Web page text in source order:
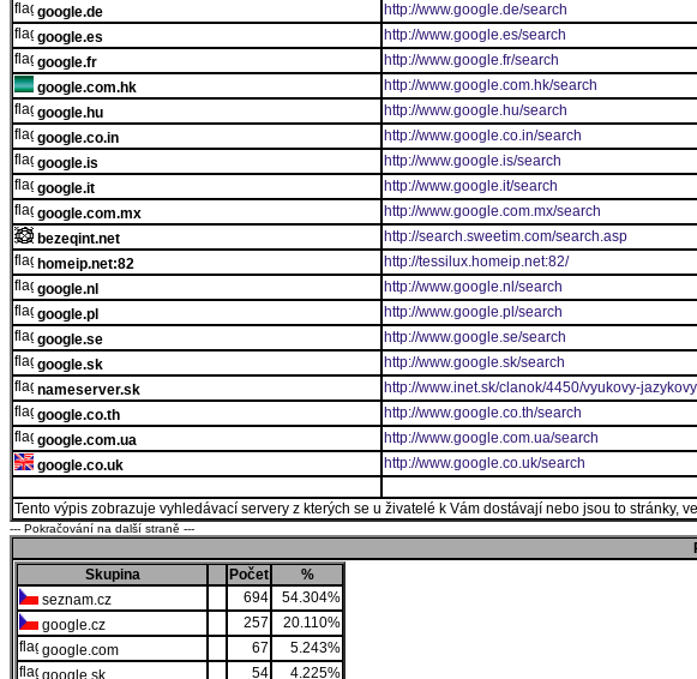
google.de
http://www.google.de/search
google.es
http://www.google.es/search
google.fr
http://www.google.fr/search
google.com.hk
http://www.google.com.hk/search
google.hu
http://www.google.hu/search
google.co.in
http://www.google.co.in/search
google.is
http://www.google.is/search
google.it
http://www.google.it/search
google.com.mx
http://www.google.com.mx/search
bezeqint.net
http://search.sweetim.com/search.asp
homeip.net:82
http://tessilux.homeip.net:82/
google.nl
http://www.google.nl/search
google.pl
http://www.google.pl/search
google.se
http://www.google.se/search
google.sk
http://www.google.sk/search
nameserver.sk
http://www.inet.sk/clanok/4450/vyukovy-
google.co.th
http://www.google.co.th/search
google.com.ua
http://www.google.com.ua/search
google.co.uk
http://www.google.co.uk/search
Tento výpis zobrazuje vyhledávací servery z kterých se u živatelé k Vám dostávají nebo jsou to stránky,
--- Pokračování na další straně ---
Skupina
Počet
%
seznam.cz
694
54.304%
google.cz
257
20.110%
google.com
67
5.243%
google.sk
54
4.225%